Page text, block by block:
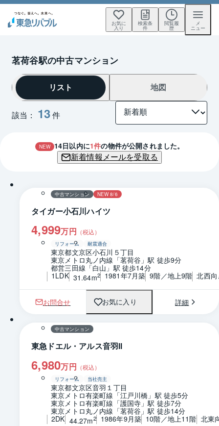
お気に
入り
検索条
件
閲覧履
歴
メ
ニュー
茗荷谷駅の中古マンション
該当： 13件
リスト 地図
NEW 14日以内に1件の物件が公開されました。
新着情報メールを受取る
中古マンション NEW 8/6
タイガー小石川ハイツ
4,999万円 （税込）
リフォーム 耐震適合
東京都文京区小石川５丁目
東京メトロ丸ノ内線「茗荷谷」駅 徒歩9分
都営三田線「白山」駅 徒歩14分
1LDK 31.64m2 1981年7月築 9階／地上9階 北西
お問合せ お気に入り 詳細
1 / 0 間取り
中古マンション
東急ドエル・アルス音羽Ⅱ
6,980万円 （税込）
リフォーム 当社売主
東京都文京区音羽１丁目
東京メトロ有楽町線「江戸川橋」駅 徒歩5分
東京メトロ有楽町線「護国寺」駅 徒歩7分
東京メトロ丸ノ内線「茗荷谷」駅 徒歩14分
2DK 44.27m2 1986年9月築 10階／地上11階 北東